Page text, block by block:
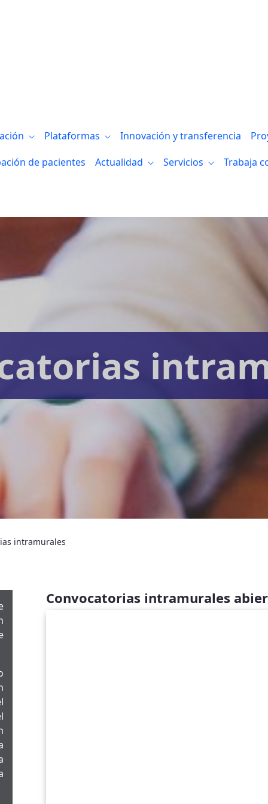
Plataformas Innovación y transferencia
de pacientes Actualidad Servicios
Trabaja
intramurales
Convocatorias intramurales